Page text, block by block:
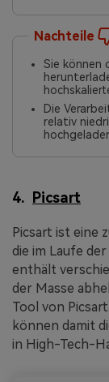
Nachteile
Sie können
Die
relativ
4. Picsart
Picsart ist eine
die im Laufe
enthält
der Masse
Tool von
können damit
in High-Tech-